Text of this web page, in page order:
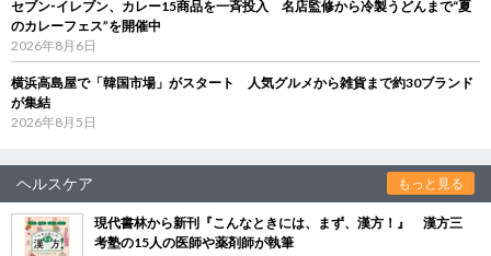
セブン‐イレブン、カレー15商品を一斉投入 名店監修から冷製うどんまで“夏
のカレーフェス”を開催中
2026年8月6日
横浜高島屋で「韓国市場」がスタート 人気グルメから雑貨まで約30ブランド
が集結
2026年8月5日
ヘルスケア もっと見る
現代書林から新刊『こんなときには、まず、漢方！』 漢方三
考塾の15人の医師や薬剤師が執筆